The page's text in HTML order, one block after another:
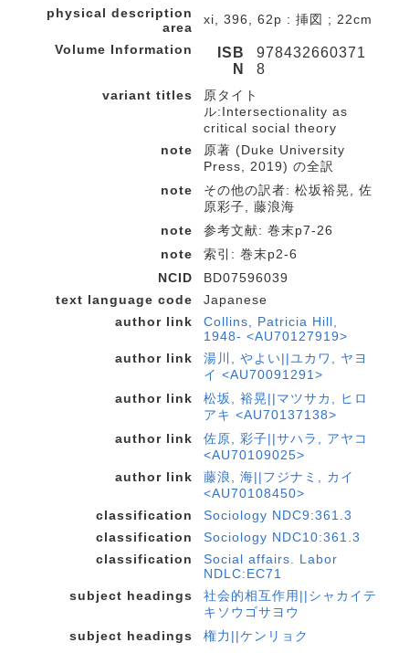
physical description
area
xi, 396, 62p : 挿図 ; 22cm
Volume Information
ISB
N
978432660371
8
variant titles
原タイト
ル:Intersectionality as
critical social theory
note
原著 (Duke University
Press, 2019) の全訳
note
その他の訳者: 松坂裕晃, 佐
原彩子, 藤浪海
note
参考文献: 巻末p7-26
note
索引: 巻末p2-6
NCID
BD07596039
text language code
Japanese
author link
Collins, Patricia Hill,
1948- <AU70127919>
author link
湯川, やよい||ユカワ, ヤヨ
イ <AU70091291>
author link
松坂, 裕晃||マツサカ, ヒロ
アキ <AU70137138>
author link
佐原, 彩子||サハラ, アヤコ
<AU70109025>
author link
藤浪, 海||フジナミ, カイ
<AU70108450>
classification
Sociology NDC9:361.3
classification
Sociology NDC10:361.3
classification
Social affairs. Labor
NDLC:EC71
subject headings
社会的相互作用||シャカイテ
キソウゴサヨウ
subject headings
権力||ケンリョク